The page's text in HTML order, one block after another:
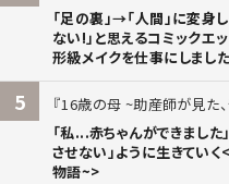
「足の裏」→「人間」に変身
ない!」と思えるコミックエ
形級メイクを仕事にしまし
5
16歳の母 ~助産師が見た
「私...赤ちゃんができました
させない」ように生きてい
物語~>